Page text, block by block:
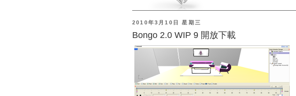
2010年3月10日 星期三
Bongo 2.0 WIP 9 開放下載